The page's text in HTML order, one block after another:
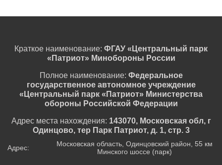
Краткое наименование: ФГАУ «Центральный парк
«Патриот» Минобороны России
Полное наименование: Федеральное
государственное автономное учреждение
«Центральный парк «Патриот» Министерства
обороны Российской Федерации
Адрес места нахождения: 143070, Московская обл, г
Одинцово, тер Парк Патриот, д. 1, стр. 3
Адрес:
Московская область, Одинцовский район, 55 км
Минского шоссе (парк)